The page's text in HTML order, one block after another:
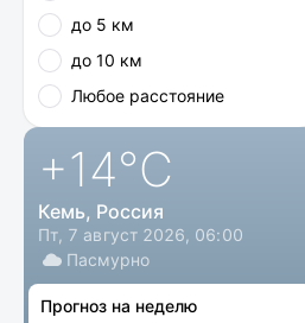
до 5 км
до 10 км
Любое расстояние
+14°C
Кемь, Россия
Пт, 7 август 2026, 06:00
Пасмурно
Прогноз на неделю